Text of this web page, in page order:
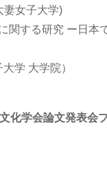
女子大学)
関する研究 ー日本
学 大学院）
化学会論文発表会